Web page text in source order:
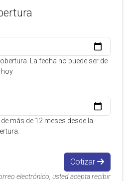
La fecha no puede ser de
hoy
más de 12 meses desde la
Cotizar
electrónico, usted acepta recibir